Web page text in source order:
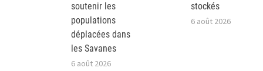
soutenir les
populations
déplacées dans
les Savanes
6 août 2026
stockés
6 août 2026